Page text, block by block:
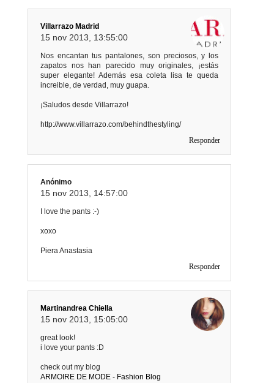
Villarrazo Madrid
15 nov 2013, 13:55:00
Nos encantan tus pantalones, son preciosos, y los
zapatos nos han parecido muy originales, ¡estás
super elegante! Además esa coleta lisa te queda
increible, de verdad, muy guapa.
¡Saludos desde Villarrazo!
http://www.villarrazo.com/behindthestyling/
Responder
Anónimo
15 nov 2013, 14:57:00
I love the pants :-)
xoxo
Piera Anastasia
Responder
Martinandrea Chiella
15 nov 2013, 15:05:00
great look!
i love your pants :D
check out my blog
ARMOIRE DE MODE - Fashion Blog